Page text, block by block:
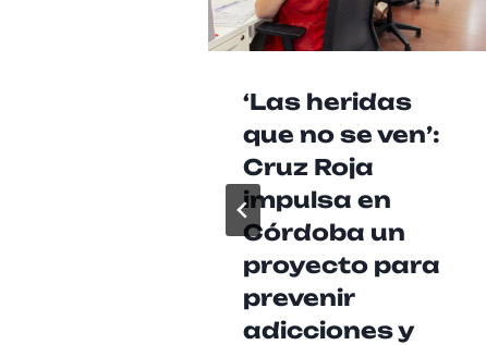
‘Las heridas
que no se ven’:
Cruz Roja
impulsa en
Córdoba un
proyecto para
prevenir
adicciones y